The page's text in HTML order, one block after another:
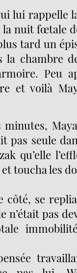
lui rappelle
nuit fœtale
tard un
chambre
Peu
et voilà
pas seule
qu’elle
toucha les
côté, se
n’était pas